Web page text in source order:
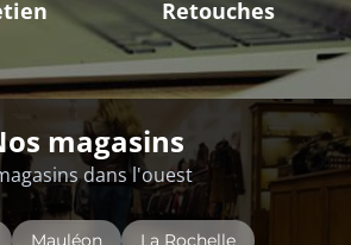
Retouches
magasins
dans l'ouest
Mauléon La Rochelle